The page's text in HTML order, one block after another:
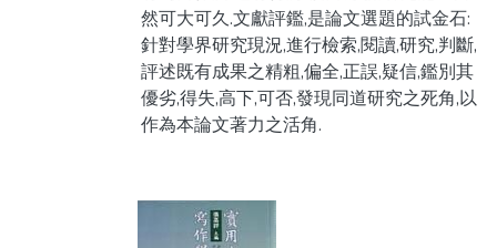
然可大可久.文獻評鑑,是論文選題的試金石:
針對學界研究現況,進行檢索,閱讀,研究,判斷,
評述既有成果之精粗,偏全,正誤,疑信,鑑別其
優劣,得失,高下,可否,發現同道研究之死角,以
作為本論文著力之活角.